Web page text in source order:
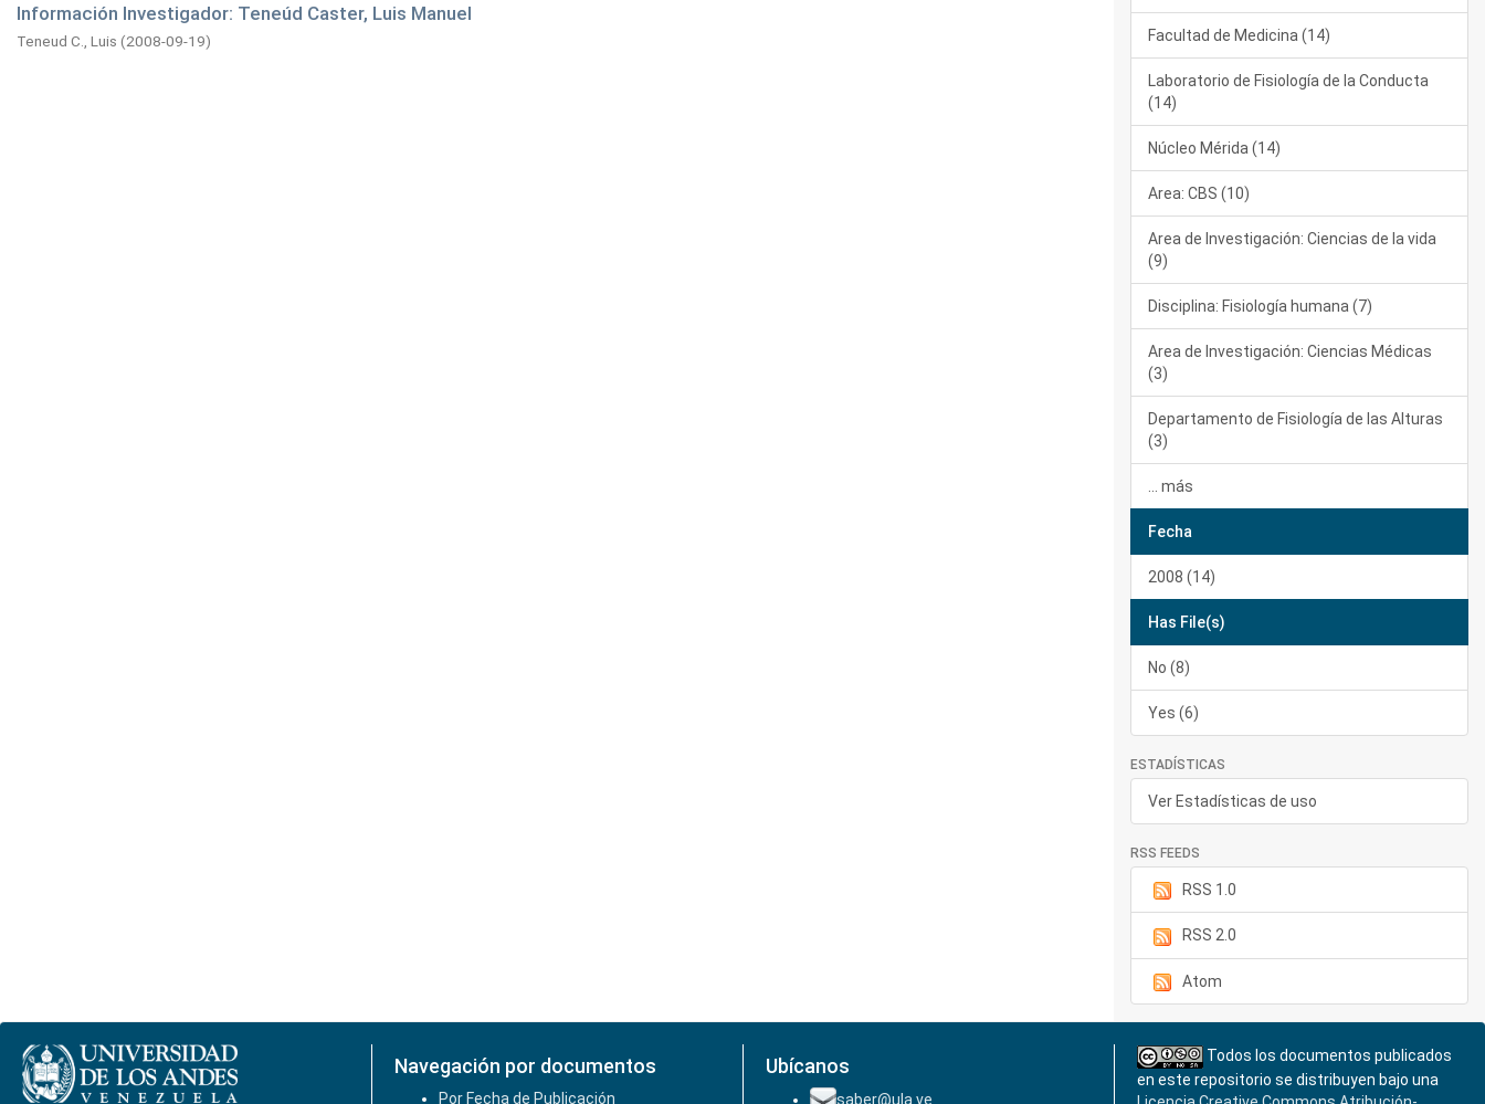
Información Investigador: Teneúd Caster, Luis Manuel
Teneud C., Luis (2008-09-19) Facultad de Medicina (14)
Laboratorio de Fisiología de la Conducta
(14)
Núcleo Mérida (14)
Area: CBS (10)
Area de Investigación: Ciencias de la vida
(9)
Disciplina: Fisiología humana (7)
Area de Investigación: Ciencias Médicas
(3)
Departamento de Fisiología de las Alturas
(3)
... más
Fecha
2008 (14)
Has File(s)
No (8)
Yes (6)
ESTADÍSTICAS
Ver Estadísticas de uso
RSS FEEDS
RSS 1.0
RSS 2.0
Atom
Navegación por documentos
Por Fecha de Publicación
Ubícanos
saber@ula.ve
Todos los documentos publicados
en este repositorio se distribuyen bajo una